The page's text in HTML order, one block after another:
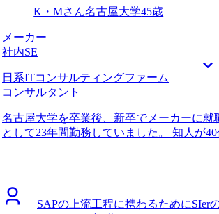
K・Mさん名古屋大学45歳
メーカー
社内SE
日系ITコンサルティングファーム
コンサルタント
名古屋大学を卒業後、新卒でメーカーに
として23年間勤務していました。 知人が
いはありました。これから年齢的にいよ
環境に転職するならラストチャンスだと思
業務、働き方などの観点から現職との大
SAPの上流工程に携わるためにSIer